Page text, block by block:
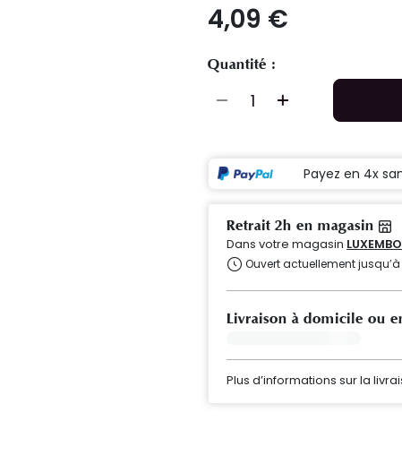
4,09 €
Quantité :
Payez en 4x
Retrait 2h en magasin
Dans votre magasin
Ouvert actuellement jusqu’à
Livraison à domicile ou
Plus d’informations sur la